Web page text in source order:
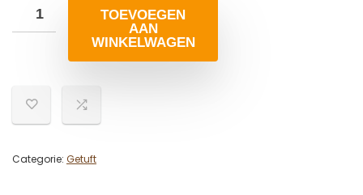
TOEVOEGEN
AAN
WINKELWAGEN
Categorie: Getuft